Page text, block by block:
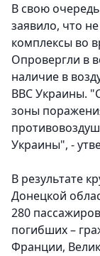
В свою
заявило, что
комплексы во
Опровергли в
наличие в
ВВС Украины.
зоны
Украины", -
В результате
Донецкой
280
погибших –
Франции,